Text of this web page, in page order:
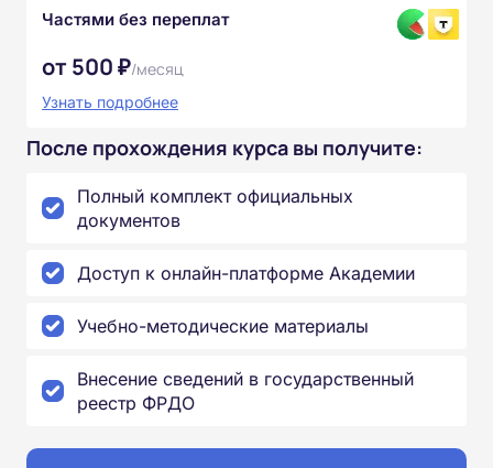
Частями без переплат
от 500 ₽/месяц
Узнать подробнее
После прохождения курса вы получите:
Полный комплект официальных
документов
Доступ к онлайн-платформе Академии
Учебно-методические материалы
Внесение сведений в государственный
реестр ФРДО